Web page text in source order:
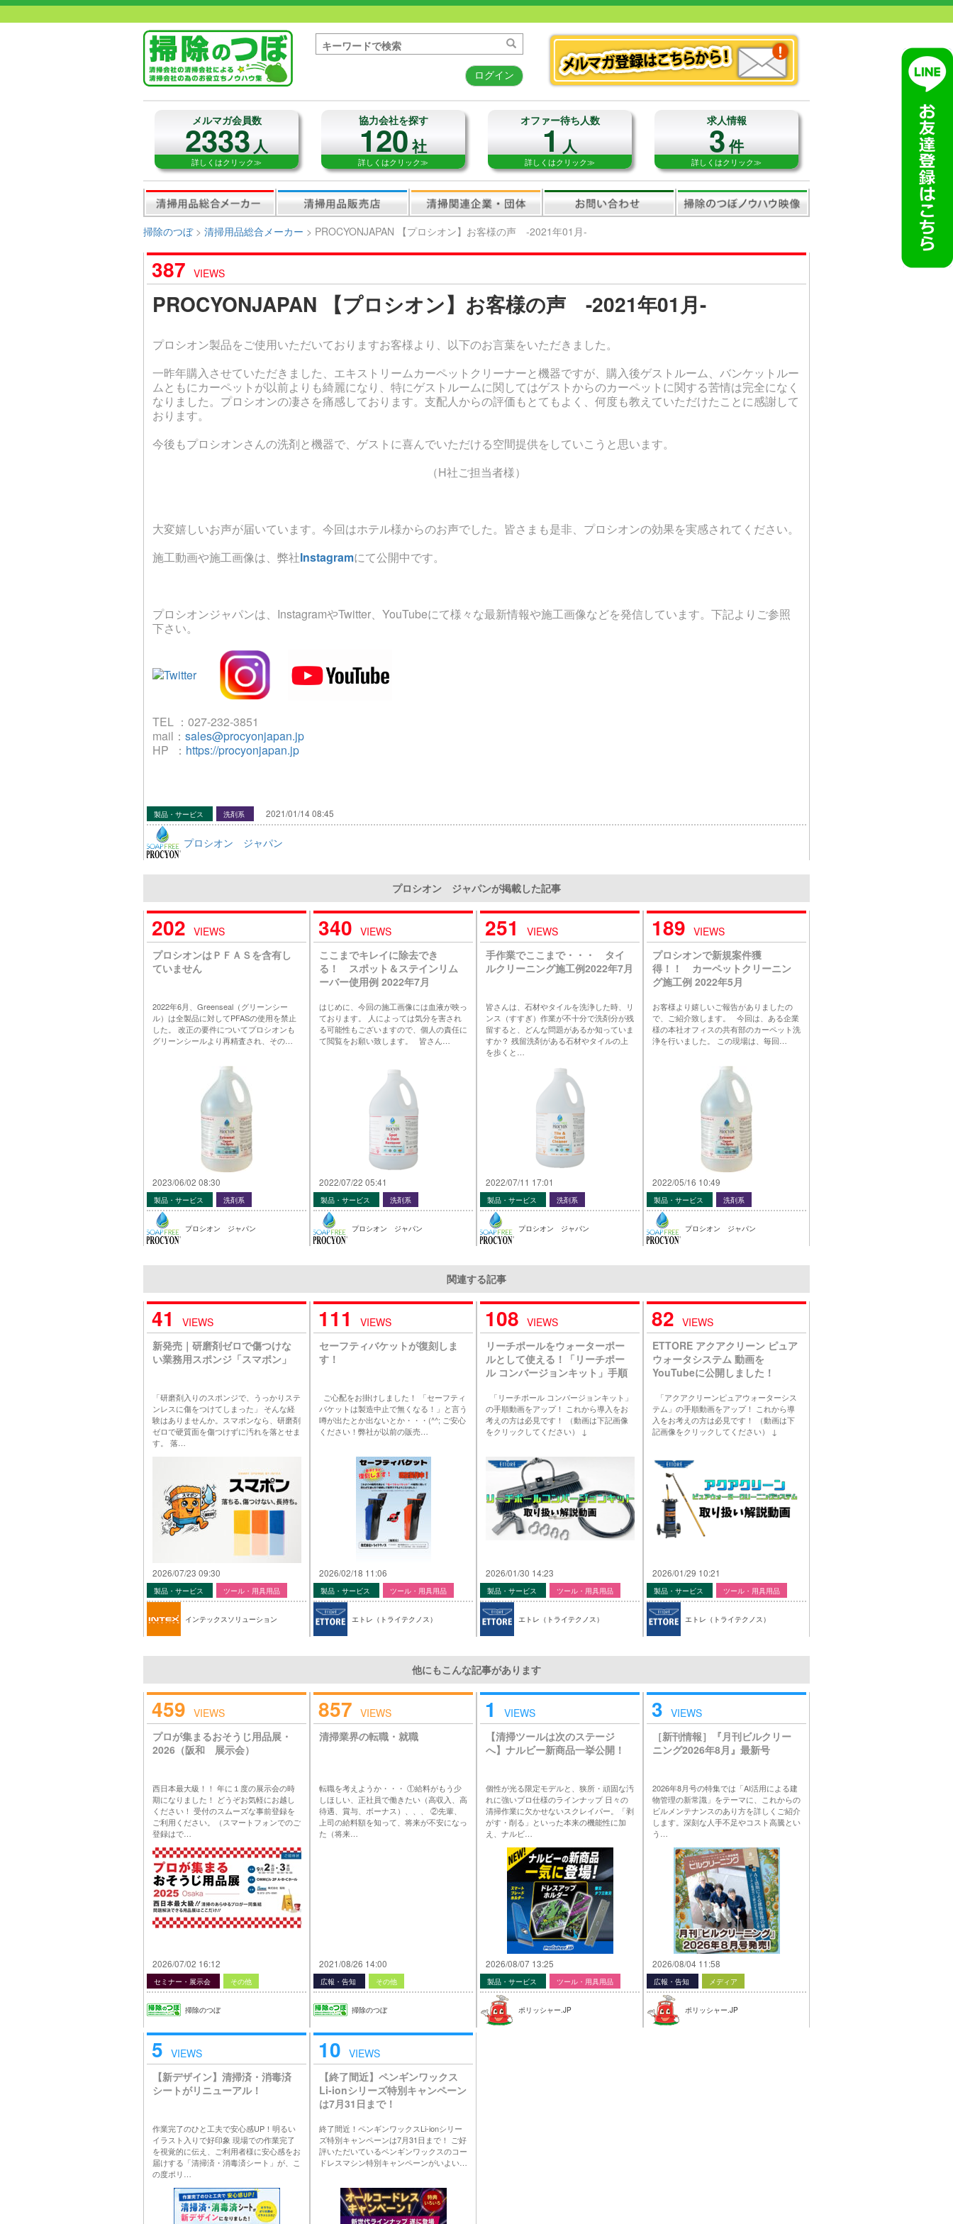
ログイン
メルマガ会員数
2333人
詳しくはクリック≫
協力会社を探す
120社
詳しくはクリック≫
オファー待ち人数
1人
詳しくはクリック≫
求人情報
3件
詳しくはクリック≫
掃除のつぼ> 清掃用品総合メーカー > PROCYONJAPAN 【プロシオン】お客様の声 -2021年01月-
387 VIEWS
PROCYONJAPAN 【プロシオン】お客様の声 -2021年01月-
プロシオン製品をご使用いただいておりますお客様より、以下のお言葉をいただきました。
一昨年購入させていただきました、エキストリームカーペットクリーナーと機器ですが、購入後ゲストルーム、バンケットルー
ムともにカーペットが以前よりも綺麗になり、特にゲストルームに関してはゲストからのカーペットに関する苦情は完全になく
なりました。プロシオンの凄さを痛感しております。支配人からの評価もとてもよく、何度も教えていただけたことに感謝して
おります。
今後もプロシオンさんの洗剤と機器で、ゲストに喜んでいただける空間提供をしていこうと思います。
（H社ご担当者様）
大変嬉しいお声が届いています。今回はホテル様からのお声でした。皆さまも是非、プロシオンの効果を実感されてください。
施工動画や施工画像は、弊社Instagramにて公開中です。
プロシオンジャパンは、InstagramやTwitter、YouTubeにて様々な最新情報や施工画像などを発信しています。下記よりご参照
下さい。
TEL ：027-232-3851
mail： sales@procyonjapan.jp
HP ： https://procyonjapan.jp
製品・サービス 洗剤系 2021/01/14 08:45
プロシオン ジャパン
プロシオン ジャパンが掲載した記事
202 VIEWS
プロシオンはＰＦＡＳを含有し
ていません
2022年6月、Greenseal（グリーンシー
ル）は全製品に対してPFASの使用を禁止
した。 改正の要件についてプロシオンも
グリーンシールより再精査され、その…
2023/06/02 08:30
製品・サービス 洗剤系
プロシオン ジャパン
340 VIEWS
ここまでキレイに除去でき
る！ スポット＆ステインリム
ーバー使用例 2022年7月
はじめに、今回の施工画像には血液が映っ
ております。 人によっては気分を害され
る可能性もございますので、個人の責任に
て閲覧をお願い致します。 皆さん…
2022/07/22 05:41
製品・サービス 洗剤系
プロシオン ジャパン
251
VIEWS
手作業でここまで・・・ タイ
ルクリーニング施工例2022年7月
皆さんは、石材やタイルを洗浄した時、リ
ンス（すすぎ）作業が不十分で洗剤分が残
留すると、どんな問題があるか知っていま
すか？ 残留洗剤がある石材やタイルの上
を歩くと…
2022/07/11 17:01
製品・サービス 洗剤系
プロシオン ジャパン
189 VIEWS
プロシオンで新規案件獲
得！！ カーペットクリーニン
グ施工例 2022年5月
お客様より嬉しいご報告がありましたの
で、ご紹介致します。 今回は、ある企業
様の本社オフィスの共有部のカーペット洗
浄を行いました。 この現場は、毎回…
2022/05/16 10:49
製品・サービス 洗剤系
プロシオン ジャパン
関連する記事
41
VIEWS
新発売｜研磨剤ゼロで傷つけな
い業務用スポンジ「スマポン」
「研磨剤入りのスポンジで、うっかりステ
ンレスに傷をつけてしまった」 そんな経
験はありませんか。スマポンなら、研磨剤
ゼロで硬質面を傷つけずに汚れを落とせま
す。 落…
2026/07/23 09:30
製品・サービス ツール・用具用品
インテックスソリューション
111
VIEWS
セーフティバケットが復刻しま
す！
ご心配をお掛けしました！ 「セーフティ
バケットは製造中止で無くなる！」と言う
噂が出たとか出ないとか・・・(^^; ご安心
ください！弊社が以前の販売…
2026/02/18 11:06
製品・サービス ツール・用具用品
エトレ（トライテクノス）
108 VIEWS
リーチポールをウォーターポー
ルとして使える！「リーチポー
ル コンバージョンキット」手順
た！
「リーチポール コンバージョンキット」
の手順動画をアップ！ これから導入をお
考えの方は必見です！ （動画は下記画像
をクリックしてください） ↓
2026/01/30 14:23
製品・サービス ツール・用具用品
エトレ（トライテクノス）
82 VIEWS
ETTORE アクアクリーン ピュア
ウォータシステム 動画を
YouTubeに公開しました！
「アクアクリーンピュアウォーターシス
テム」の手順動画をアップ！ これから導
入をお考えの方は必見です！ （動画は下
記画像をクリックしてください） ↓
2026/01/29 10:21
製品・サービス ツール・用具用品
エトレ（トライテクノス）
他にもこんな記事があります
459 VIEWS
プロが集まるおそうじ用品展・
2026（阪和 展示会）
西日本最大級！！ 年に１度の展示会の時
期になりました！ どうぞお気軽にお越し
ください！ 受付のスムーズな事前登録を
ご利用ください。（スマートフォンでのご
登録はで…
2026/07/02 16:12
セミナー・展示会 その他
掃除のつぼ
857 VIEWS
清掃業界の転職・就職
転職を考えようか・・・ ①給料がもう少
しほしい、正社員で働きたい（高収入、高
待遇、賞与、ボーナス）、、、 ②先輩、
上司の給料額を知って、将来が不安になっ
た（将来…
2021/08/26 14:00
広報・告知 その他
掃除のつぼ
1
VIEWS
【清掃ツールは次のステージ
へ】ナルビー新商品一挙公開！
個性が光る限定モデルと、狭所・頑固な汚
れに強いプロ仕様のラインナップ 日々の
清掃作業に欠かせないスクレイパー。「剥
がす・削る」といった本来の機能性に加
え、ナルビ…
2026/08/07 13:25
製品・サービス ツール・用具用品
ポリッシャー.JP
3 VIEWS
［新刊情報］『月刊ビルクリー
ニング2026年8月』最新号
2026年8月号の特集では「AI活用による建
物管理の新常識」をテーマに、これからの
ビルメンテナンスのあり方を詳しくご紹介
します。深刻な人手不足やコスト高騰とい
う…
2026/08/04 11:58
広報・告知 メディア
ポリッシャー.JP
5 VIEWS
【新デザイン】清掃済・消毒済
シートがリニューアル！
作業完了のひと工夫で安心感UP！明るい
イラスト入りで好印象 現場での作業完了
を視覚的に伝え、ご利用者様に安心感をお
届けする「清掃済・消毒済シート」が、こ
の度ポリ…
10 VIEWS
【終了間近】ペンギンワックス
Li-ionシリーズ特別キャンペーン
は7月31日まで！
終了間近！ペンギンワックスLi-ionシリー
ズ特別キャンペーンは7月31日まで！ ご好
評いただいているペンギンワックスのコー
ドレスマシン特別キャンペーンがいよい…